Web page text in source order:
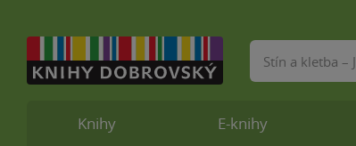
Knihy E-knihy
Vyhledávání